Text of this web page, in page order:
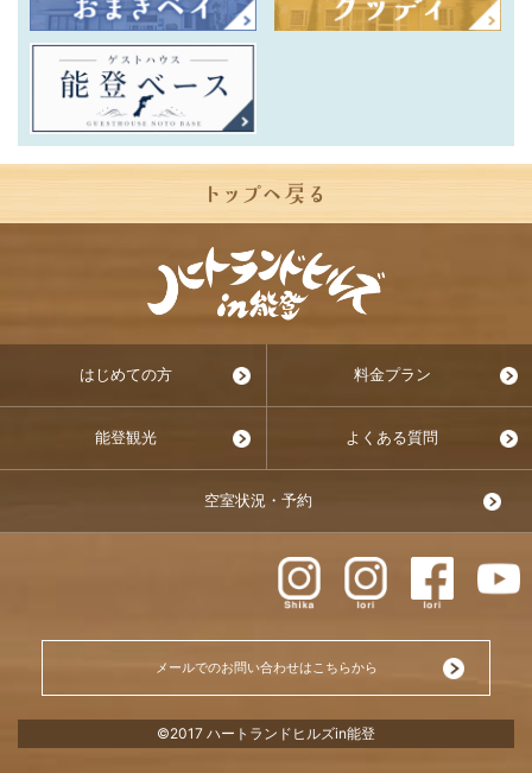
はじめての方 料金プラン
能登観光 よくある質問
空室状況・予約
メールでのお問い合わせはこちらから
©2017 ハートランドヒルズin能登